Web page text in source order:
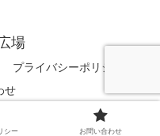
場
プライバシーポリシー
せ
場 All Rights Reserved.
シー お問い合わせ